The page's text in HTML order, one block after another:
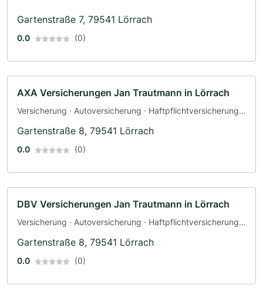
Gartenstraße 7, 79541 Lörrach
0.0 (0)
AXA Versicherungen Jan Trautmann in Lörrach
Versicherung · Autoversicherung · Haftpflichtversicherung ·
Gartenstraße 8, 79541 Lörrach
0.0 (0)
DBV Versicherungen Jan Trautmann in Lörrach
Versicherung · Autoversicherung · Haftpflichtversicherung ·
Gartenstraße 8, 79541 Lörrach
0.0 (0)